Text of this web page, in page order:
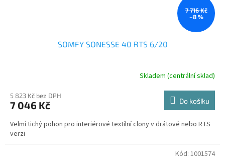
7 716 Kč
–8 %
SOMFY SONESSE 40 RTS 6/20
Skladem (centrální sklad)
5 823 Kč bez DPH
7 046 Kč Do košíku
Velmi tichý pohon pro interiérové textilní clony v drátové nebo RTS
verzi
Kód: 1001574